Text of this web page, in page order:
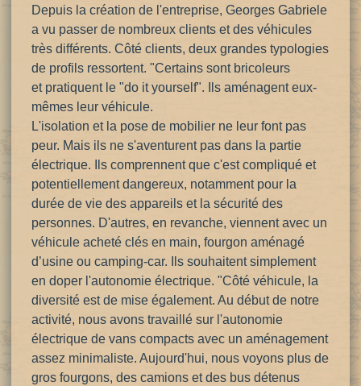
Depuis la création de l'entreprise, Georges Gabriele
a vu passer de nombreux clients et des véhicules
très différents. Côté clients, deux grandes typologies
de profils ressortent. "Certains sont bricoleurs
et pratiquent le "do it yourself". Ils aménagent eux-
mêmes leur véhicule.
L'isolation et la pose de mobilier ne leur font pas
peur. Mais ils ne s'aventurent pas dans la partie
électrique. Ils comprennent que c'est compliqué et
potentiellement dangereux, notamment pour la
durée de vie des appareils et la sécurité des
personnes. D'autres, en revanche, viennent avec un
véhicule acheté clés en main, fourgon aménagé
d’usineou camping-car. Ils souhaitent simplement
en doper l'autonomie électrique. "Côté véhicule, la
diversité est de mise également. Au début de notre
activité, nous avons travaillé sur l'autonomie
électrique de vans compacts avec un aménagement
assez minimaliste. Aujourd'hui, nous voyons plus de
gros fourgons, des camions et des bus détenus